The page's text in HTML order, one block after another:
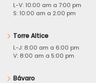
L-V: 10:00 am a 7:00 pm
S: 10:00 am a 2:00 pm
Torre Altice
L-J: 8:00 am a 6:00 pm
V: 8:00 am a 5:00 pm
Bávaro